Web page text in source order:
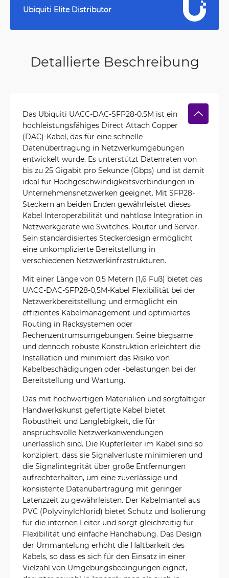
Ubiquiti Elite Distributor
Detallierte Beschreibung
Das Ubiquiti UACC-DAC-SFP28-0.5M ist ein
hochleistungsfähiges Direct Attach Copper
(DAC)-Kabel, das für eine schnelle
Datenübertragung in Netzwerkumgebungen
entwickelt wurde. Es unterstützt Datenraten von
bis zu 25 Gigabit pro Sekunde (Gbps) und ist damit
ideal für Hochgeschwindigkeitsverbindungen in
Unternehmensnetzwerken geeignet. Mit SFP28-
Steckern an beiden Enden gewährleistet dieses
Kabel Interoperabilität und nahtlose Integration in
Netzwerkgeräte wie Switches, Router und Server.
Sein standardisiertes Steckerdesign ermöglicht
eine unkomplizierte Bereitstellung in
verschiedenen Netzwerkinfrastrukturen.
Mit einer Länge von 0,5 Metern (1,6 Fuß) bietet das
UACC-DAC-SFP28-0,5M-Kabel Flexibilität bei der
Netzwerkbereitstellung und ermöglicht ein
effizientes Kabelmanagement und optimiertes
Routing in Racksystemen oder
Rechenzentrumsumgebungen. Seine biegsame
und dennoch robuste Konstruktion erleichtert die
Installation und minimiert das Risiko von
Kabelbeschädigungen oder -belastungen bei der
Bereitstellung und Wartung.
Das mit hochwertigen Materialien und sorgfältiger
Handwerkskunst gefertigte Kabel bietet
Robustheit und Langlebigkeit, die für
anspruchsvolle Netzwerkanwendungen
unerlässlich sind. Die Kupferleiter im Kabel sind so
konzipiert, dass sie Signalverluste minimieren und
die Signalintegrität über große Entfernungen
aufrechterhalten, um eine zuverlässige und
konsistente Datenübertragung mit geringer
Latenzzeit zu gewährleisten. Der Kabelmantel aus
PVC (Polyvinylchlorid) bietet Schutz und Isolierung
für die internen Leiter und sorgt gleichzeitig für
Flexibilität und einfache Handhabung. Das Design
der Ummantelung erhöht die Haltbarkeit des
Kabels, so dass es sich für den Einsatz in einer
Vielzahl von Umgebungsbedingungen eignet,